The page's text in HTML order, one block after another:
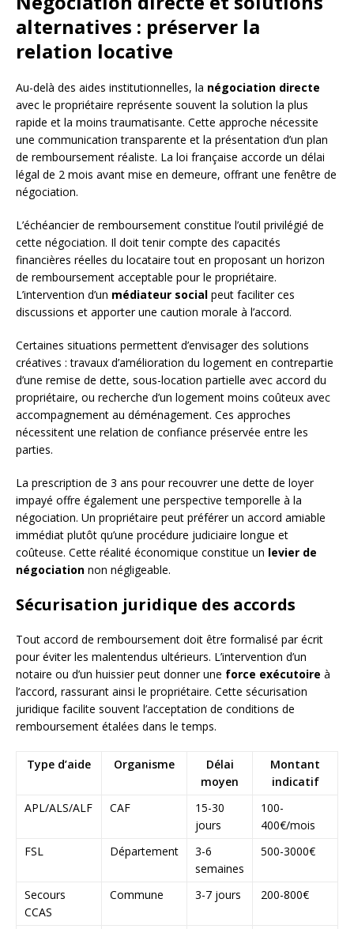
alternatives : préserver la
relation locative
Au-delà des aides institutionnelles, la négociation directe
avec le propriétaire représente souvent la solution la plus
rapide et la moins traumatisante. Cette approche nécessite
une communication transparente et la présentation d’un plan
de remboursement réaliste. La loi française accorde un délai
légal de 2 mois avant mise en demeure, offrant une fenêtre de
négociation.
L’échéancier de remboursement constitue l’outil privilégié de
cette négociation. Il doit tenir compte des capacités
financières réelles du locataire tout en proposant un horizon
de remboursement acceptable pour le propriétaire.
L’intervention d’un médiateur social peut faciliter ces
discussions et apporter une caution morale à l’accord.
Certaines situations permettent d’envisager des solutions
créatives : travaux d’amélioration du logement en contrepartie
d’une remise de dette, sous-location partielle avec accord du
propriétaire, ou recherche d’un logement moins coûteux avec
accompagnement au déménagement. Ces approches
nécessitent une relation de confiance préservée entre les
parties.
La prescription de 3 ans pour recouvrer une dette de loyer
impayé offre également une perspective temporelle à la
négociation. Un propriétaire peut préférer un accord amiable
immédiat plutôt qu’une procédure judiciaire longue et
coûteuse. Cette réalité économique constitue un levier de
négociation non négligeable.
Sécurisation juridique des accords
Tout accord de remboursement doit être formalisé par écrit
pour éviter les malentendus ultérieurs. L’intervention d’un
notaire ou d’un huissier peut donner une force exécutoire à
l’accord, rassurant ainsi le propriétaire. Cette sécurisation
juridique facilite souvent l’acceptation de conditions de
remboursement étalées dans le temps.
Type d’aide Organisme
Délai
moyen
Montant
indicatif
APL/ALS/ALF
CAF
15-30
jours
100-
400€/mois
FSL
Département
3-6
semaines
500-3000€
Secours
CCAS
Commune 3-7 jours 200-800€